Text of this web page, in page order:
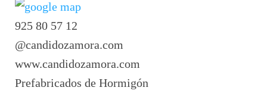
925 80 57 12
@candidozamora.com
www.candidozamora.com
Prefabricados de Hormigón